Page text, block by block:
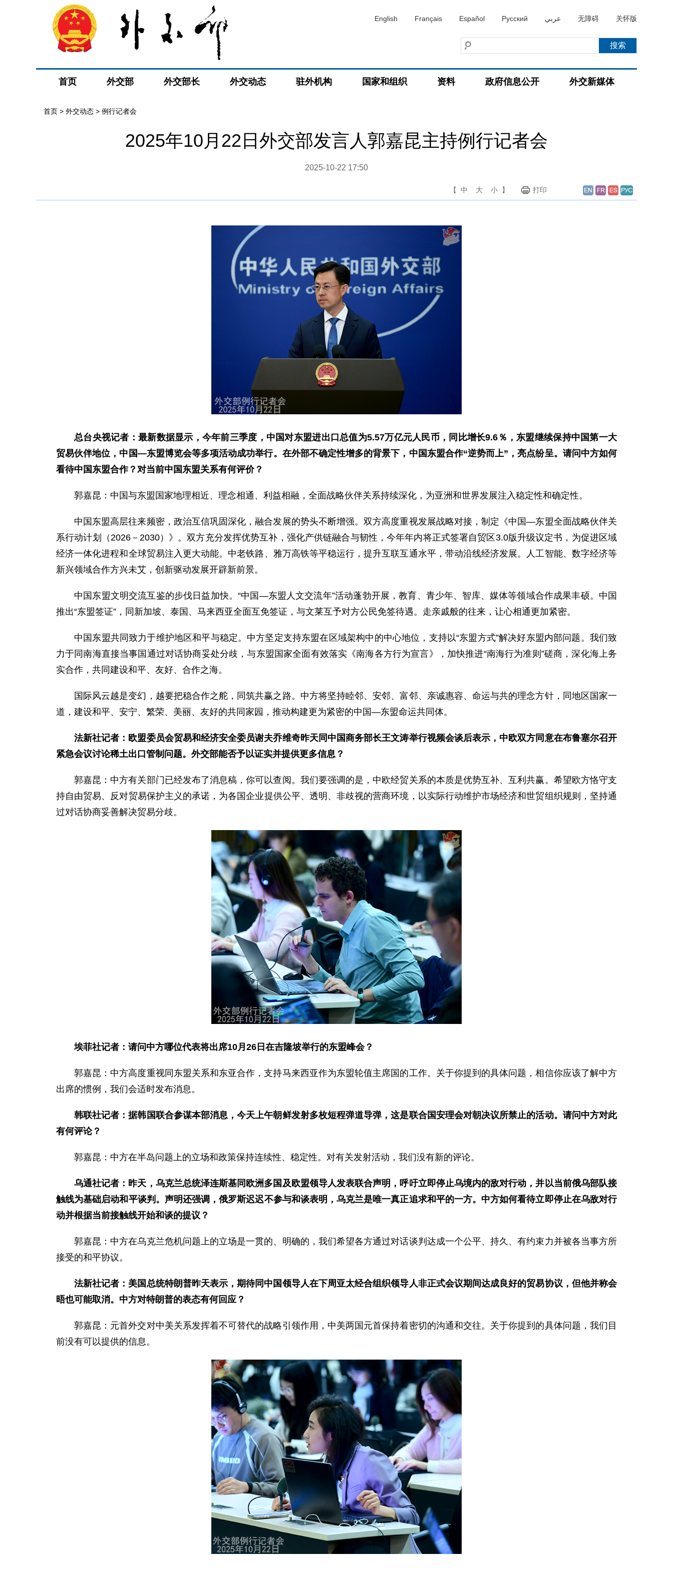
English Français Español Русский عربي 无障碍 关怀版
首页 外交部 外交部长 外交动态 驻外机构 国家和组织 资料 政府信息公开 外交新媒体
首页 > 外交动态 > 例行记者会
2025年10月22日外交部发言人郭嘉昆主持例行记者会
2025-10-22 17:50
【 中 大 小 】 打印
总台央视记者：最新数据显示，今年前三季度，中国对东盟进出口总值为5.57万亿元人民币，同比增长9.6％，东盟继续保持中国第一大
贸易伙伴地位，中国—东盟博览会等多项活动成功举行。在外部不确定性增多的背景下，中国东盟合作“逆势而上”，亮点纷呈。请问中方如何
看待中国东盟合作？对当前中国东盟关系有何评价？
郭嘉昆：中国与东盟国家地理相近、理念相通、利益相融，全面战略伙伴关系持续深化，为亚洲和世界发展注入稳定性和确定性。
中国东盟高层往来频密，政治互信巩固深化，融合发展的势头不断增强。双方高度重视发展战略对接，制定《中国—东盟全面战略伙伴关
系行动计划（2026－2030）》。双方充分发挥优势互补，强化产供链融合与韧性，今年年内将正式签署自贸区3.0版升级议定书，为促进区域
经济一体化进程和全球贸易注入更大动能。中老铁路、雅万高铁等平稳运行，提升互联互通水平，带动沿线经济发展。人工智能、数字经济等
新兴领域合作方兴未艾，创新驱动发展开辟新前景。
中国东盟文明交流互鉴的步伐日益加快。“中国—东盟人文交流年”活动蓬勃开展，教育、青少年、智库、媒体等领域合作成果丰硕。中国
推出“东盟签证”，同新加坡、泰国、马来西亚全面互免签证，与文莱互予对方公民免签待遇。走亲戚般的往来，让心相通更加紧密。
中国东盟共同致力于维护地区和平与稳定。中方坚定支持东盟在区域架构中的中心地位，支持以“东盟方式”解决好东盟内部问题。我们致
力于同南海直接当事国通过对话协商妥处分歧，与东盟国家全面有效落实《南海各方行为宣言》，加快推进“南海行为准则”磋商，深化海上务
实合作，共同建设和平、友好、合作之海。
国际风云越是变幻，越要把稳合作之舵，同筑共赢之路。中方将坚持睦邻、安邻、富邻、亲诚惠容、命运与共的理念方针，同地区国家一
道，建设和平、安宁、繁荣、美丽、友好的共同家园，推动构建更为紧密的中国—东盟命运共同体。
法新社记者：欧盟委员会贸易和经济安全委员谢夫乔维奇昨天同中国商务部长王文涛举行视频会谈后表示，中欧双方同意在布鲁塞尔召开
紧急会议讨论稀土出口管制问题。外交部能否予以证实并提供更多信息？
郭嘉昆：中方有关部门已经发布了消息稿，你可以查阅。我们要强调的是，中欧经贸关系的本质是优势互补、互利共赢。希望欧方恪守支
持自由贸易、反对贸易保护主义的承诺，为各国企业提供公平、透明、非歧视的营商环境，以实际行动维护市场经济和世贸组织规则，坚持通
过对话协商妥善解决贸易分歧。
埃菲社记者：请问中方哪位代表将出席10月26日在吉隆坡举行的东盟峰会？
郭嘉昆：中方高度重视同东盟关系和东亚合作，支持马来西亚作为东盟轮值主席国的工作。关于你提到的具体问题，相信你应该了解中方
出席的惯例，我们会适时发布消息。
韩联社记者：据韩国联合参谋本部消息，今天上午朝鲜发射多枚短程弹道导弹，这是联合国安理会对朝决议所禁止的活动。请问中方对此
有何评论？
郭嘉昆：中方在半岛问题上的立场和政策保持连续性、稳定性。对有关发射活动，我们没有新的评论。
乌通社记者：昨天，乌克兰总统泽连斯基同欧洲多国及欧盟领导人发表联合声明，呼吁立即停止乌境内的敌对行动，并以当前俄乌部队接
触线为基础启动和平谈判。声明还强调，俄罗斯迟迟不参与和谈表明，乌克兰是唯一真正追求和平的一方。中方如何看待立即停止在乌敌对行
动并根据当前接触线开始和谈的提议？
郭嘉昆：中方在乌克兰危机问题上的立场是一贯的、明确的，我们希望各方通过对话谈判达成一个公平、持久、有约束力并被各当事方所
接受的和平协议。
法新社记者：美国总统特朗普昨天表示，期待同中国领导人在下周亚太经合组织领导人非正式会议期间达成良好的贸易协议，但他并称会
晤也可能取消。中方对特朗普的表态有何回应？
郭嘉昆：元首外交对中美关系发挥着不可替代的战略引领作用，中美两国元首保持着密切的沟通和交往。关于你提到的具体问题，我们目
前没有可以提供的信息。